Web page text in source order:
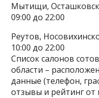
Мытищи,
09:00 до 22:00
Реутов,
10:00 до 22:00
Список салонов
области –
данные (телефон,
отзывы и рейтинг от